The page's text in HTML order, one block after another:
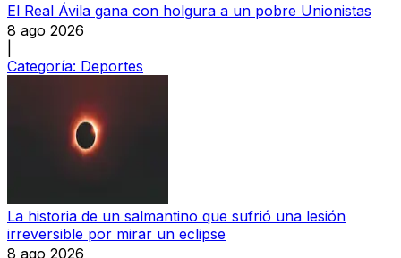
El Real Ávila gana con holgura a un pobre Unionistas
8 ago 2026
Categoría: Deportes
La historia de un salmantino que sufrió una lesión
irreversible por mirar un eclipse
8 ago 2026